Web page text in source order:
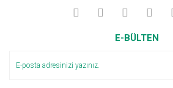
E-BÜLTEN